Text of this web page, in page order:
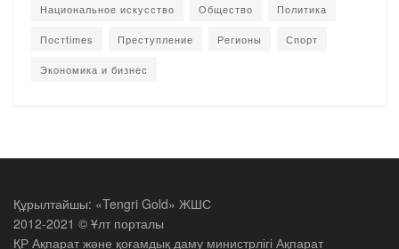
Национальное искусство Общество Политика
Постtimes Преступление Регионы Спорт
Экономика и бизнес
Құрылтайшы: «Tengri Gold» ЖШС
2012-2021 © Ұлт порталы
ҚР Ақпарат және қоғамдық даму министрлігі Ақпарат